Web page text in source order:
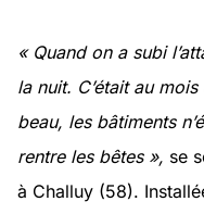
« Quand on a subi
la nuit. C’était au
beau, les bâtiments
rentre les bêtes », se
à Challuy (58).